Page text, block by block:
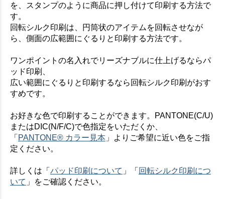
を、スタンプのように商品に押し付けて印刷する方法で
す。
回転シルク印刷は、円筒状のアイテムを回転させなが
ら、側面の広範囲にぐるりと印刷する方法です。
ワンポイントの名入れでリーズナブルに仕上げるならパ
ッド印刷、
広い範囲にぐるりと印刷するなら回転シルク印刷がおす
すめです。
お好きな色で印刷することができます。PANTONE(C/U)
またはDIC(N/F/C)で色指定をいただくか、
「 PANTONE® カラー見本 」よりご希望に近い色をご指
定ください。
詳しくは「 パッド印刷について 」「 回転シルク印刷につ
いて 」をご確認ください。